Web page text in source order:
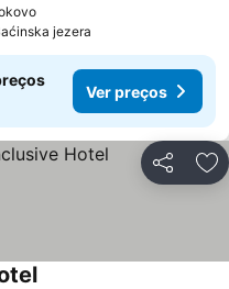
jezera
Ver preços
Partilhar